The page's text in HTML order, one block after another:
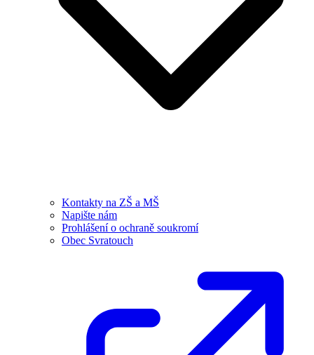
Kontakty na ZŠ a MŠ
Napište nám
Prohlášení o ochraně soukromí
Obec Svratouch